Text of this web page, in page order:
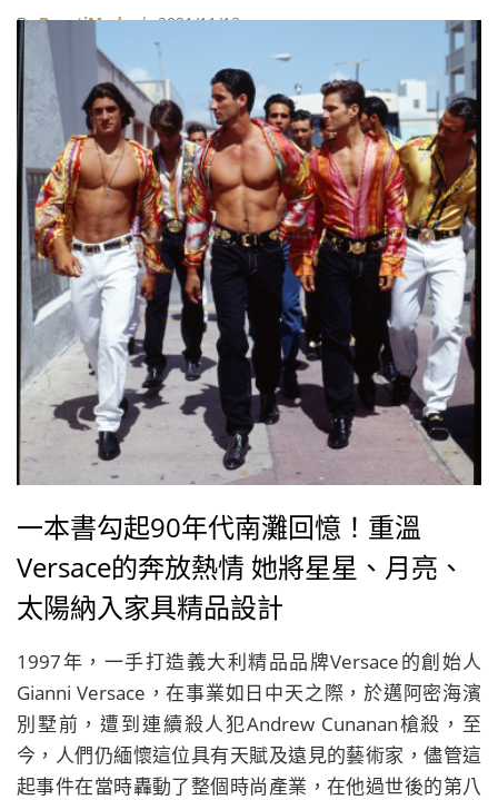
且鞏固品牌成為新世代首選品牌之一。
ByBeautiMode| 2021/11/13
一本書勾起90年代南灘回憶！重溫
Versace的奔放熱情 她將星星、月亮、
太陽納入家具精品設計
1997年，一手打造義大利精品品牌Versace的創始人
Gianni Versace，在事業如日中天之際，於邁阿密海濱
別墅前，遭到連續殺人犯Andrew Cunanan槍殺，至
今，人們仍緬懷這位具有天賦及遠見的藝術家，儘管這
起事件在當時轟動了整個時尚產業，在他過世後的第八